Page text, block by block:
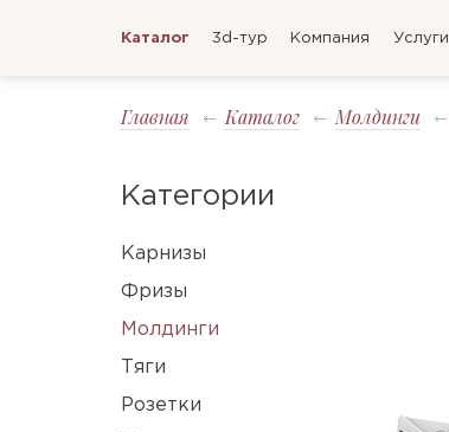
Каталог 3d-тур Компания Услуги
Главная Каталог Молдинги
Категории
Карнизы
Фризы
Молдинги
Тяги
Розетки